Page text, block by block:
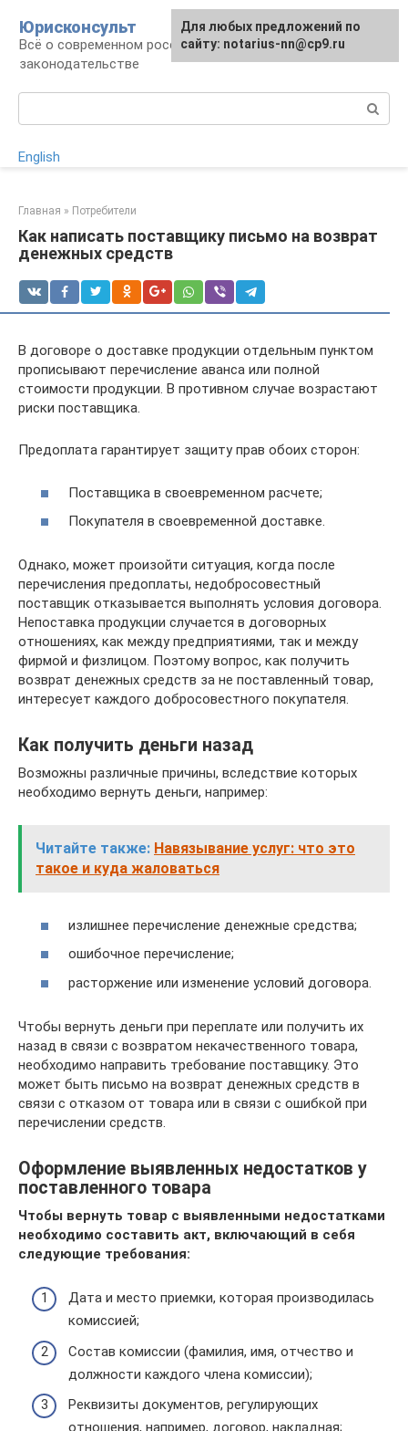
контенту
Юрисконсульт
Всё о современном российском
законодательстве
English
Главная » Потребители
Как написать поставщику письмо на возврат
денежных средств
В договоре о доставке продукции отдельным пунктом
прописывают перечисление аванса или полной
стоимости продукции. В противном случае возрастают
риски поставщика.
Предоплата гарантирует защиту прав обоих сторон:
Поставщика в своевременном расчете;
Покупателя в своевременной доставке.
Однако, может произойти ситуация, когда после
перечисления предоплаты, недобросовестный
поставщик отказывается выполнять условия договора.
Непоставка продукции случается в договорных
отношениях, как между предприятиями, так и между
фирмой и физлицом. Поэтому вопрос, как получить
возврат денежных средств за не поставленный товар,
интересует каждого добросовестного покупателя.
Как получить деньги назад
Возможны различные причины, вследствие которых
необходимо вернуть деньги, например:
Читайте также: Навязывание услуг: что это
такое и куда жаловаться
излишнее перечисление денежные средства;
ошибочное перечисление;
расторжение или изменение условий договора.
Чтобы вернуть деньги при переплате или получить их
назад в связи с возвратом некачественного товара,
необходимо направить требование поставщику. Это
может быть письмо на возврат денежных средств в
связи с отказом от товара или в связи с ошибкой при
перечислении средств.
Оформление выявленных недостатков у
поставленного товара
Чтобы вернуть товар с выявленными недостатками
необходимо составить акт, включающий в себя
следующие требования:
Дата и место приемки, которая производилась
комиссией;
Состав комиссии (фамилия, имя, отчество и
должности каждого члена комиссии);
Реквизиты документов, регулирующих
отношения, например, договор, накладная;
Для любых предложений по
сайту: notarius-nn@cp9.ru